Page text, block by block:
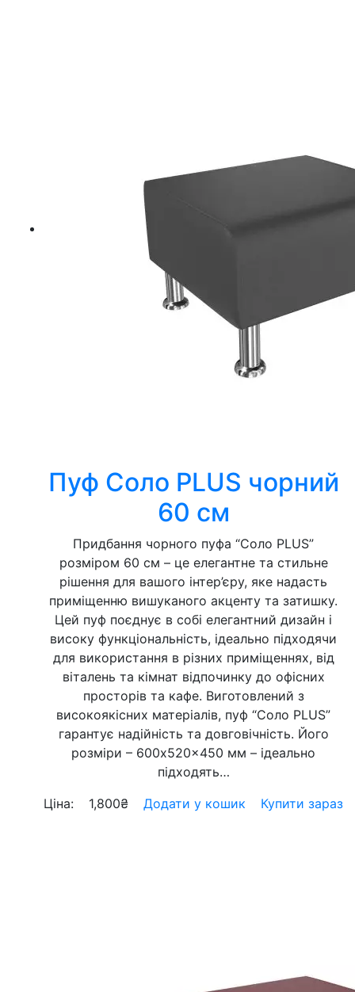
Пуф Соло PLUS чорний
60 см
Придбання чорного пуфа “Соло PLUS”
розміром 60 см – це елегантне та стильне
рішення для вашого інтер’єру, яке надасть
приміщенню вишуканого акценту та затишку.
Цей пуф поєднує в собі елегантний дизайн і
високу функціональність, ідеально підходячи
для використання в різних приміщеннях, від
віталень та кімнат відпочинку до офісних
просторів та кафе. Виготовлений з
високоякісних матеріалів, пуф “Соло PLUS”
гарантує надійність та довговічність. Його
розміри – 600x520x450 мм – ідеально
підходять…
Ціна:
1,800₴ Додати у кошик Купити зараз